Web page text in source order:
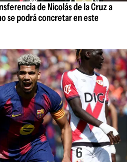
de Nicolás de la Cruz a
se podrá concretar en este